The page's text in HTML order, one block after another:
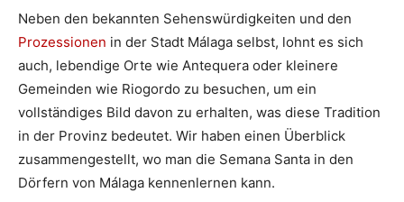
Neben den bekannten Sehenswürdigkeiten und den
Prozessionen in der Stadt Málaga selbst, lohnt es sich
auch, lebendige Orte wie Antequera oder kleinere
Gemeinden wie Riogordo zu besuchen, um ein
vollständiges Bild davon zu erhalten, was diese Tradition
in der Provinz bedeutet. Wir haben einen Überblick
zusammengestellt, wo man die Semana Santa in den
Dörfern von Málaga kennenlernen kann.